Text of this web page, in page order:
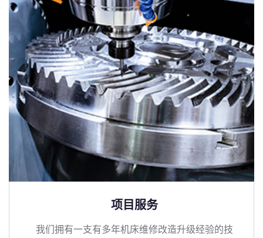
项目服务
我们拥有一支有多年机床维修改造升级经验的技